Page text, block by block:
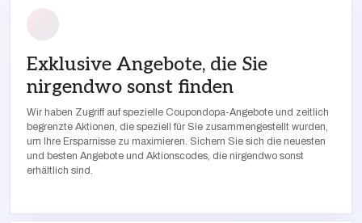
Exklusive Angebote, die Sie
nirgendwo sonst finden
Wir haben Zugriff auf spezielle Coupondopa-Angebote und zeitlich
begrenzte Aktionen, die speziell für Sie zusammengestellt wurden,
um Ihre Ersparnisse zu maximieren. Sichern Sie sich die neuesten
und besten Angebote und Aktionscodes, die nirgendwo sonst
erhältlich sind.